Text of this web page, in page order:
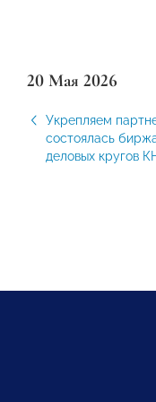
20 Мая 2026
Укрепляем
состоялась
деловых кругов